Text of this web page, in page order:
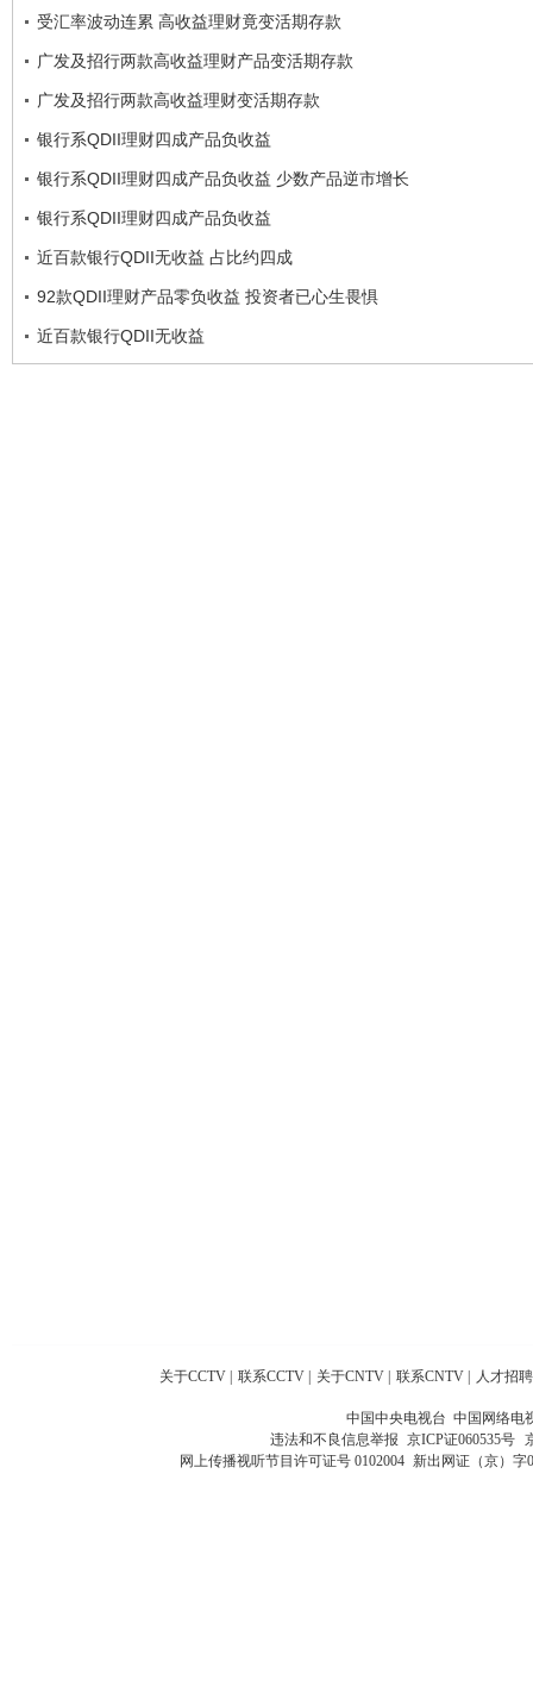
受汇率波动连累 高收益理财竟变活期存款
广发及招行两款高收益理财产品变活期存款
广发及招行两款高收益理财变活期存款
银行系QDII理财四成产品负收益
银行系QDII理财四成产品负收益 少数产品逆市增长
银行系QDII理财四成产品负收益
近百款银行QDII无收益 占比约四成
92款QDII理财产品零负收益 投资者已心生畏惧
近百款银行QDII无收益
关于CCTV 联系CCTV 关于CNTV 联系CNTV 人才招聘
中国中央电视台 中国网络电
违法和不良信息举报 京ICP证060535号
网上传播视听节目许可证号 0102004 新出网证（京）